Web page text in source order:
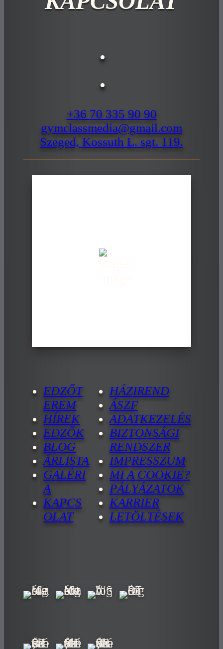
+36 70 335 90 90
gymclassmedia@gmail.com
Szeged, Kossuth L. sgt. 119.
Kevés Felhő
EDZŐT
EREM
HÍREK
EDZŐK
BLOG
ÁRLISTA
GALÉRI
A
KAPCS
OLAT
HÁZIREND
ÁSZF
ADATKEZELÉS
BIZTONSÁGI
RENDSZER
IMPRESSZUM
MI A COOKIE?
PÁLYÁZATOK
KARRIER
LETÖLTÉSEK